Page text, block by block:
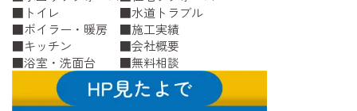
トイレ
ボイラー・暖房
キッチン
浴室・洗面台
水道トラブル
施工実績
会社概要
無料相談